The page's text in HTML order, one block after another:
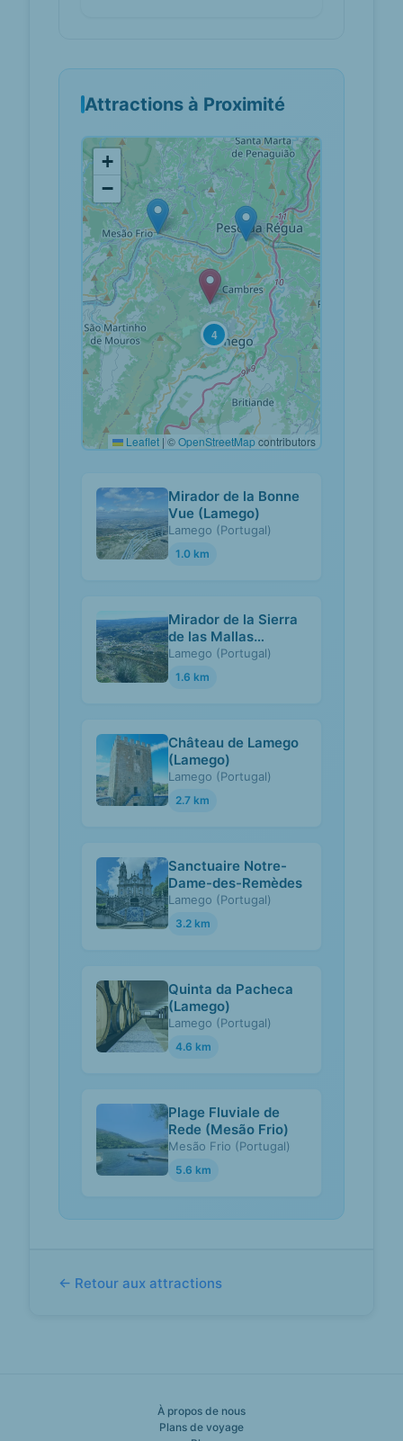
Attractions à Proximité
4
+
−
Leaflet | ©OpenStreetMapcontributors
Mirador de la Bonne
Vue (Lamego)
Lamego (Portugal)
1.0 km
Mirador de la Sierra
de las Mallas
(Lamego)
Lamego (Portugal)
1.6 km
Château de Lamego
(Lamego)
Lamego (Portugal)
2.7 km
Sanctuaire Notre-
Dame-des-Remèdes
Lamego (Portugal)
3.2 km
Quinta da Pacheca
(Lamego)
Lamego (Portugal)
4.6 km
Plage Fluviale de
Rede (Mesão Frio)
Mesão Frio (Portugal)
5.6 km
← Retour aux attractions
À propos de nous
Plans de voyage